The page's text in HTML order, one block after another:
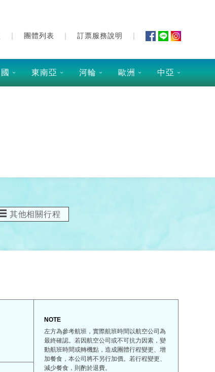
團體列表 訂票服務說明
東南亞 河輪 歐洲 中亞
其他相關行程
NOTE
左方為參考航班，實際航班時間以航空公司為
最終確認。若因航空公司或不可抗力因素，變
動航班時間或轉機點，造成團體行程變更、增
加餐食，本公司將不另行加價。若行程變更、
減少餐食，則酌於退費。